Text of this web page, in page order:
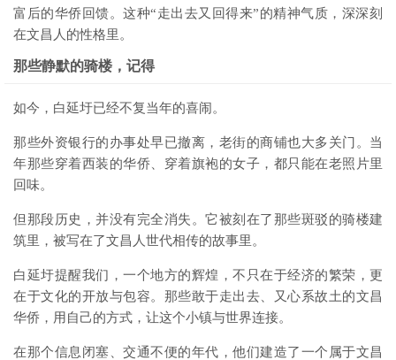
富后的华侨回馈。这种“走出去又回得来”的精神气质，深深刻
在文昌人的性格里。
那些静默的骑楼，记得
如今，白延圩已经不复当年的喜闹。
那些外资银行的办事处早已撤离，老街的商铺也大多关门。当
年那些穿着西装的华侨、穿着旗袍的女子，都只能在老照片里
回味。
但那段历史，并没有完全消失。它被刻在了那些斑驳的骑楼建
筑里，被写在了文昌人世代相传的故事里。
白延圩提醒我们，一个地方的辉煌，不只在于经济的繁荣，更
在于文化的开放与包容。那些敢于走出去、又心系故土的文昌
华侨，用自己的方式，让这个小镇与世界连接。
在那个信息闭塞、交通不便的年代，他们建造了一个属于文昌